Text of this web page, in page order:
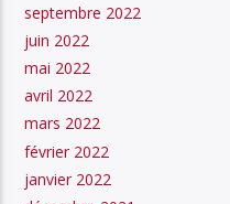
septembre 2022
juin 2022
mai 2022
avril 2022
mars 2022
février 2022
janvier 2022